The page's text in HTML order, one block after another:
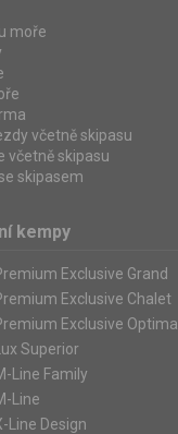
moře
včetně skipasu
včetně skipasu
skipasem
kempy
Exclusive Grand
Exclusive Chalet
Exclusive Optimal
Superior
Line Family
Line
Line Design